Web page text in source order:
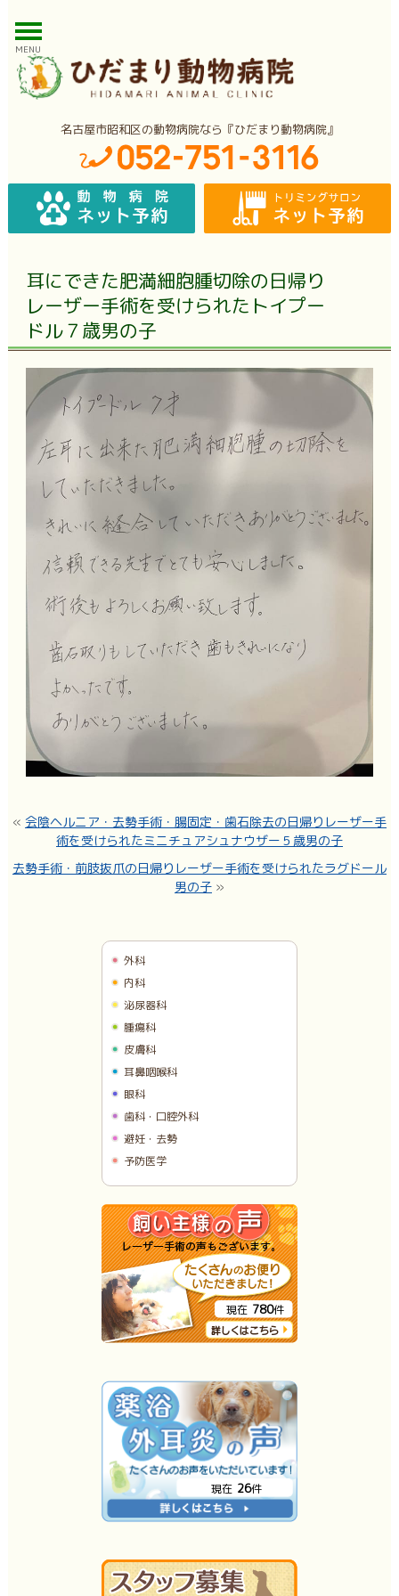
MENU
名古屋市昭和区の動物病院なら『ひだまり動物病院』
耳にできた肥満細胞腫切除の日帰り
レーザー手術を受けられたトイプー
ドル７歳男の子
« 会陰ヘルニア・去勢手術・腸固定・歯石除去の日帰りレーザー手
術を受けられたミニチュアシュナウザー５歳男の子
去勢手術・前肢抜爪の日帰りレーザー手術を受けられたラグドール
男の子»
外科
内科
泌尿器科
腫瘍科
皮膚科
耳鼻咽喉科
眼科
歯科・口腔外科
避妊・去勢
予防医学
現在 780件
現在 26件